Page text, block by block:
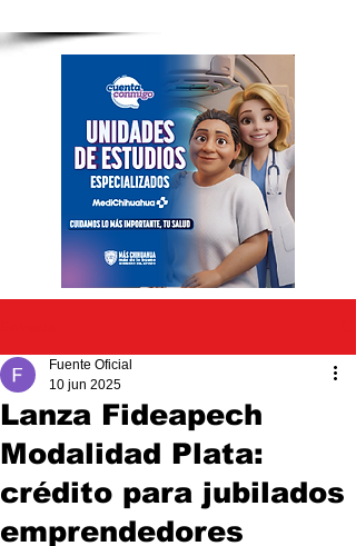
Lanza Fideapech
Modalidad Plata:
crédito para jubilados
emprendedores
Fuente Oficial
10 jun 2025